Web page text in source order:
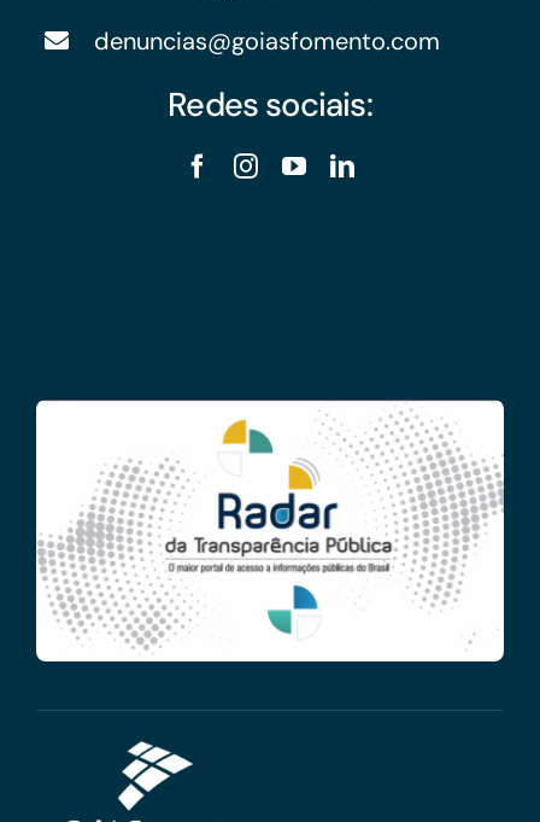
denuncias@goiasfomento.com
Redes sociais: